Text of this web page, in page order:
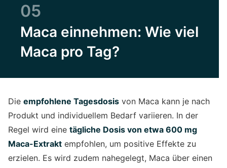
05
Maca einnehmen: Wie viel
Maca pro Tag?
Die empfohlene Tagesdosis von Maca kann je nach
Produkt und individuellem Bedarf variieren. In der
Regel wird eine tägliche Dosis von etwa 600 mg
Maca-Extrakt empfohlen, um positive Effekte zu
erzielen. Es wird zudem nahegelegt, Maca über einen